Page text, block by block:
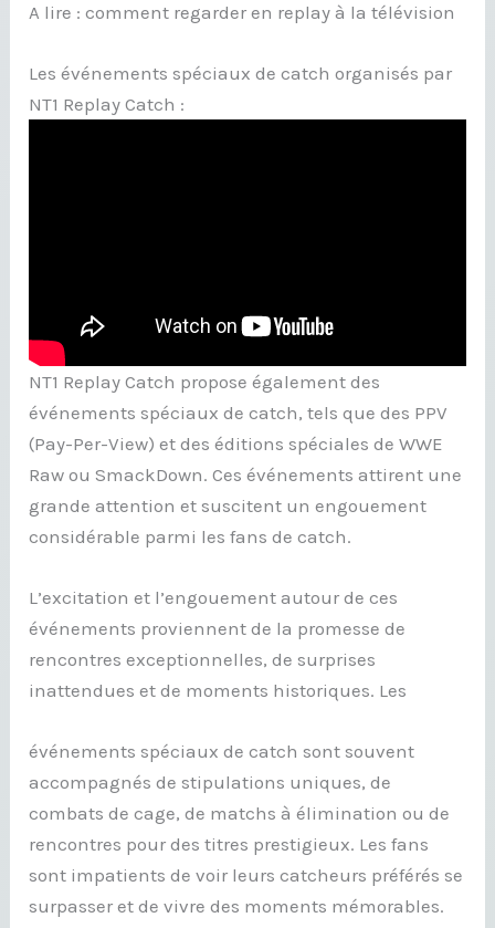
A lire : comment regarder en replay à la télévision
Les événements spéciaux de catch organisés par
NT1 Replay Catch :
NT1 Replay Catch propose également des
événements spéciaux de catch, tels que des PPV
(Pay-Per-View) et des éditions spéciales de WWE
Raw ou SmackDown. Ces événements attirent une
grande attention et suscitent un engouement
considérable parmi les fans de catch.
L’excitation et l’engouement autour de ces
événements proviennent de la promesse de
rencontres exceptionnelles, de surprises
inattendues et de moments historiques. Les
événements spéciaux de catch sont souvent
accompagnés de stipulations uniques, de
combats de cage, de matchs à élimination ou de
rencontres pour des titres prestigieux. Les fans
sont impatients de voir leurs catcheurs préférés se
surpasser et de vivre des moments mémorables.